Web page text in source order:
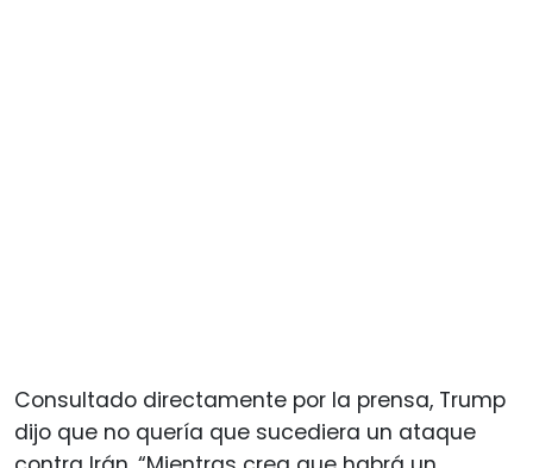
Consultado directamente por la prensa, Trump
dijo que no quería que sucediera un ataque